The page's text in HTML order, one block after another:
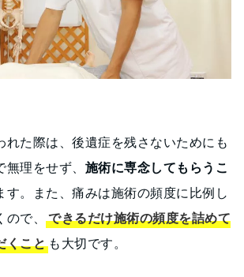
れた際は、後遺症を残さないためにも
理をせず、 施術に専念してもらうこ
す。また、痛みは施術の頻度に比例し
ので、できるだけ施術の頻度を詰めて
くこと も大切です。